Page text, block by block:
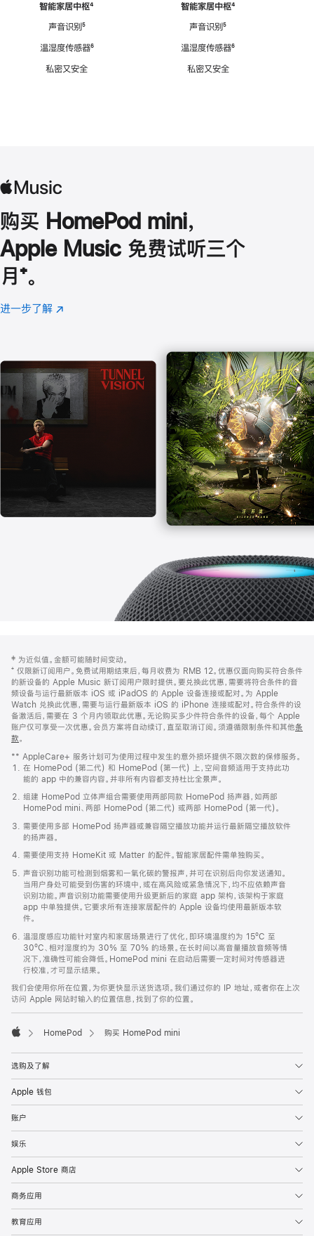
智能家居中枢脚
⁴
声音识别脚
⁵
温湿度传感器脚
⁶
私密又安全
智能家居中枢脚
⁴
声音识别脚
⁵
温湿度传感器脚
⁶
私密又安全
购买 HomePod mini，
Apple Music 免费试听三个
月 脚
注
⁺。
进一步了解 Apple
(在
口
中
打
开)
页
页
脚
注
‡ 为近似值。金额可能随时间变动。
⁺ 仅限新订阅用户。免费试用期结束后，每月收费为 RMB 12。优惠仅面向购买符合条件
的新设备的 Apple Music 新订阅用户限时提供。要兑换此优惠，需要将符合条件的音
频设备与运行最新版本 iOS 或 iPadOS 的 Apple 设备连接或配对。为 Apple
Watch 兑换此优惠，需要与运行最新版本 iOS 的 iPhone 连接或配对。符合条件的设
备激活后，需要在 3 个月内领取此优惠。无论购买多少件符合条件的设备，每个 Apple
账户仅可享受一次优惠。会员方案将自动续订，直至取消订阅。须遵循限制条件和其他条
款。
窗
口
中
打
开)
** AppleCare+ 服务计划可为使用过程中发生的意外损坏提供不限次数的保修服务。
在 HomePod (第二代) 和 HomePod (第一代) 上，空间音频适用于支持此功
能的 app 中的兼容内容。并非所有内容都支持杜比全景声。
组建 HomePod 立体声组合需要使用两部同款 HomePod 扬声器，如两部
HomePod mini、两部 HomePod (第二代) 或两部 HomePod (第一代)。
需要使用多部 HomePod 扬声器或兼容隔空播放功能并运行最新隔空播放软件
的扬声器。
需要使用支持 HomeKit 或 Matter 的配件。智能家居配件需单独购买。
声音识别功能可检测到烟雾和一氧化碳的警报声，并可在识别后向你发送通知。
当用户身处可能受到伤害的环境中，或在高风险或紧急情况下，均不应依赖声音
识别功能。声音识别功能需要使用升级更新后的家庭 app 架构，该架构于家庭
app 中单独提供。它要求所有连接家居配件的 Apple 设备均使用最新版本软
件。
温湿度感应功能针对室内和家居场景进行了优化，即环境温度约为 15ºC 至
30ºC、相对湿度约为 30% 至 70% 的场景。在长时间以高音量播放音频等情
况下，准确性可能会降低。HomePod mini 在启动后需要一定时间对传感器进
行校准，才可显示结果。
我们会使用你所在位置，为你更快显示送货选项。我们通过你的 IP 地址，或者你在上次
访问 Apple 网站时输入的位置信息，找到了你的位置。
HomePod 购买 HomePod mini
选购及了解
Apple 钱包
账户
娱乐
Apple Store 商店
商务应用
教育应用